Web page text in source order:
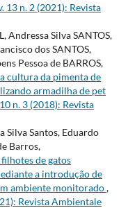
13 n. 2 (2021): Revista
Andressa Silva SANTOS,
dos SANTOS,
Pessoa de BARROS,
cultura da pimenta de
armadilha de pet
n. 3 (2018): Revista
Silva Santos, Eduardo
Barros,
de gatos
a introdução de
ambiente monitorado,
Revista Ambientale